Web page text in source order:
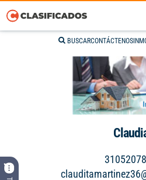
BUSCARCONTÁCTENOS